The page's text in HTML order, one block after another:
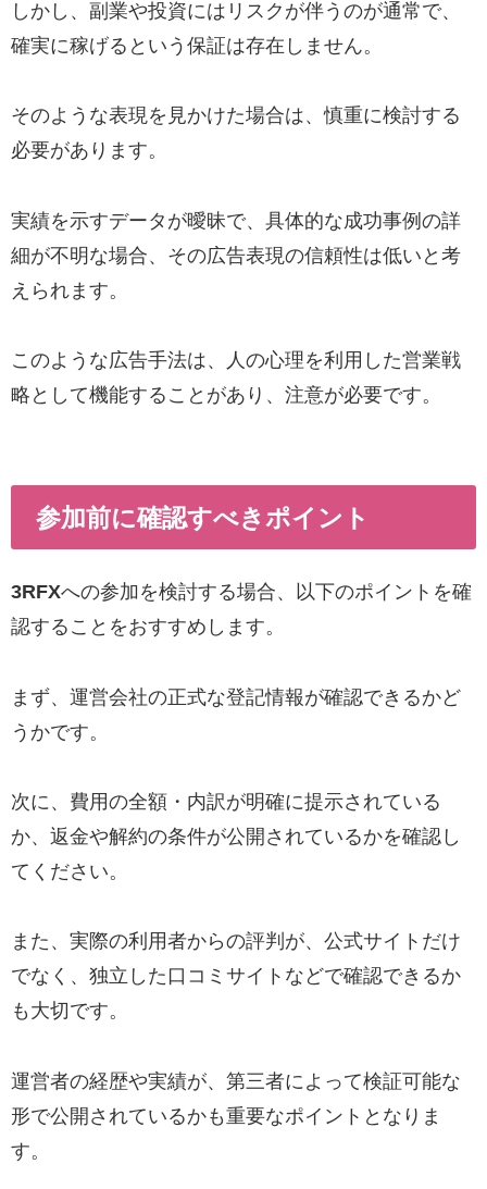
しかし、副業や投資にはリスクが伴うのが通常で、
確実に稼げるという保証は存在しません。
そのような表現を見かけた場合は、慎重に検討する
必要があります。
実績を示すデータが曖昧で、具体的な成功事例の詳
細が不明な場合、その広告表現の信頼性は低いと考
えられます。
このような広告手法は、人の心理を利用した営業戦
略として機能することがあり、注意が必要です。
参加前に確認すべきポイント
3RFXへの参加を検討する場合、以下のポイントを確
認することをおすすめします。
まず、運営会社の正式な登記情報が確認できるかど
うかです。
次に、費用の全額・内訳が明確に提示されている
か、返金や解約の条件が公開されているかを確認し
てください。
また、実際の利用者からの評判が、公式サイトだけ
でなく、独立した口コミサイトなどで確認できるか
も大切です。
運営者の経歴や実績が、第三者によって検証可能な
形で公開されているかも重要なポイントとなりま
す。